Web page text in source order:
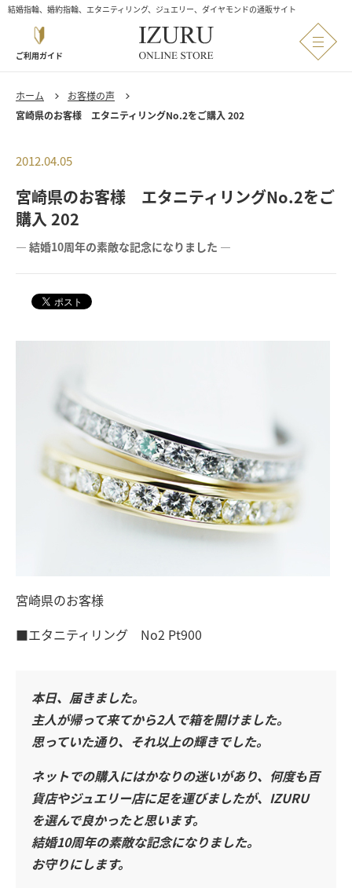
結婚指輪、婚約指輪、エタニティリング、ジュエリー、ダイヤモンドの通販サイト
ご利用ガイド
ホーム
お客様の声
宮崎県のお客様 エタニティリングNo.2をご購入 202
2012.04.05
宮崎県のお客様 エタニティリングNo.2をご
購入 202
― 結婚10周年の素敵な記念になりました ―
宮崎県のお客様
■エタニティリング No2 Pt900
本日、届きました。
主人が帰って来てから2人で箱を開けました。
思っていた通り、それ以上の輝きでした。
ネットでの購入にはかなりの迷いがあり、何度も百
貨店やジュエリー店に足を運びましたが、IZURU
を選んで良かったと思います。
結婚10周年の素敵な記念になりました。
お守りにします。